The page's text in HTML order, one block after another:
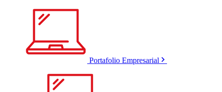
Portafolio Empresarial